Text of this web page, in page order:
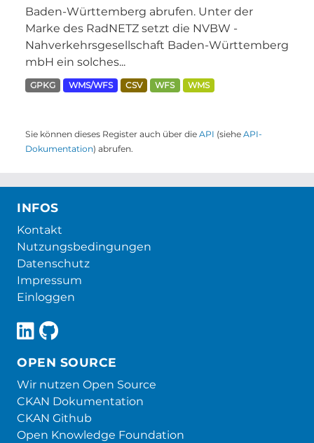
Baden-Württemberg abrufen. Unter der
Marke des RadNETZ setzt die NVBW -
Nahverkehrsgesellschaft Baden-Württemberg
mbH ein solches...
GPKG WMS/WFS CSV WFS WMS
Sie können dieses Register auch über die API (siehe API-
Dokumentation) abrufen.
INFOS
Kontakt
Nutzungsbedingungen
Datenschutz
Impressum
Einloggen
OPEN SOURCE
Wir nutzen Open Source
CKAN Dokumentation
CKAN Github
Open Knowledge Foundation